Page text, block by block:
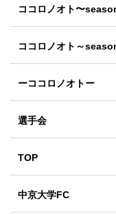
ココロノオト〜
ココロノオト～
ーココロノオトー
選手会
TOP
中京大学FC